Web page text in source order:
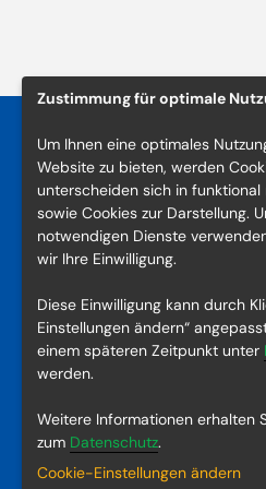
KONTAKT
Turn- und Sportgemeinde
Schwäbisch Hall e. V.
Neue Reifensteige 41
74523 Schwäbisch Hall
info@3koenigslauf.de
Zustimmung für optimale
Um Ihnen eine optimales
Website zu bieten, werden
unterscheiden sich in funktional
sowie Cookies zur Darstellung.
notwendigen Dienste
wir Ihre Einwilligung.
Diese Einwilligung kann durch
Einstellungen ändern“
einem späteren Zeitpunkt unter
werden.
Weitere Informationen erhalten
zum Datenschutz.
Cookie-Einstellungen ändern